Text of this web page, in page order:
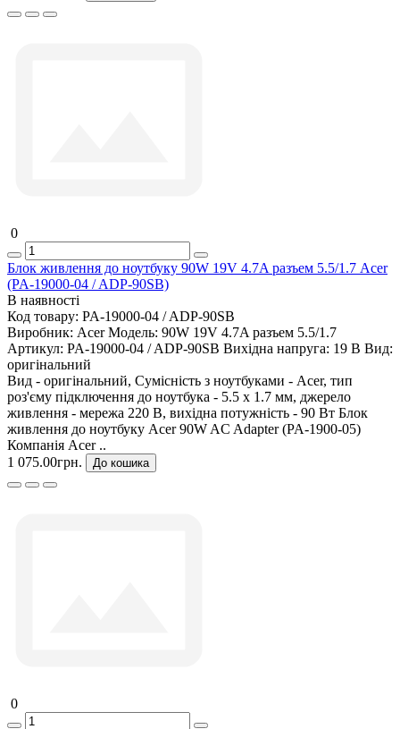
0
Блок живлення до ноутбуку 90W 19V 4.7A разъем 5.5/1.7 Acer
(PA-19000-04 / ADP-90SB)
В наявності
Код товару: PA-19000-04 / ADP-90SB
Виробник: Acer Модель: 90W 19V 4.7A разъем 5.5/1.7
Артикул: PA-19000-04 / ADP-90SB Вихідна напруга: 19 В Вид:
оригінальний
Вид - оригінальний, Сумісність з ноутбуками - Acer, тип
роз'єму підключення до ноутбука - 5.5 x 1.7 мм, джерело
живлення - мережа 220 В, вихідна потужність - 90 Вт Блок
живлення до ноутбуку Acer 90W AC Adapter (PA-1900-05)
Компанія Acer ..
1 075.00грн.
До кошика
0